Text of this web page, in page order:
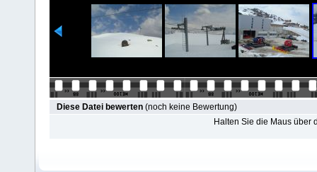
Diese Datei bewerten (noch keine Bewertung)
Halten Sie die Maus über